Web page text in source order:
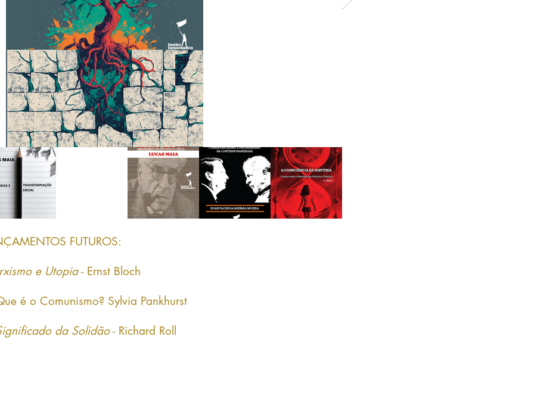
FUTUROS:
e Utopia- Ernst Bloch
é o Comunismo? Sylvia Pankhurst
da Solidão- Richard Roll